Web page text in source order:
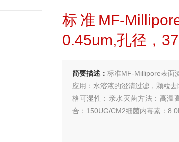
标准MF-
0.45um,孔径，
简要描述： 标准MF-Millipore表面
应用：水溶液的澄清过滤，颗粒
格可湿性：亲水灭菌方法：高温
合：150UG/CM2细菌内毒素：